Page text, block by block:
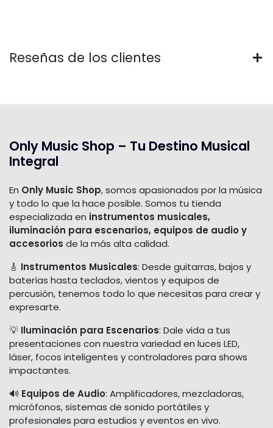
Reseñas de los clientes
Only Music Shop – Tu Destino Musical
Integral
En Only Music Shop, somos apasionados por la música
y todo lo que la hace posible. Somos tu tienda
especializada en instrumentos musicales,
iluminación para escenarios, equipos de audio y
accesorios de la más alta calidad.
🎸 Instrumentos Musicales: Desde guitarras, bajos y
baterías hasta teclados, vientos y equipos de
percusión, tenemos todo lo que necesitas para crear y
expresarte.
💡 Iluminación para Escenarios: Dale vida a tus
presentaciones con nuestra variedad en luces LED,
láser, focos inteligentes y controladores para shows
impactantes.
🔊 Equipos de Audio: Amplificadores, mezcladoras,
micrófonos, sistemas de sonido portátiles y
profesionales para estudios y eventos en vivo.